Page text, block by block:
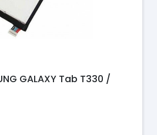
GALAXY Tab T330 /